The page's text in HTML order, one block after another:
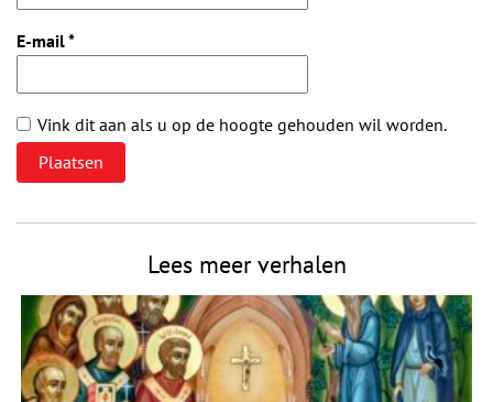
E-mail*
Vink dit aan als u op de hoogte gehouden wil worden.
Lees meer verhalen